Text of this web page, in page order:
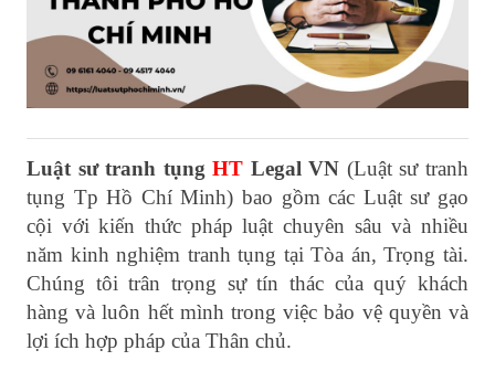
Luật sư tranh tụng HT Legal VN (Luật sư tranh
tụng Tp Hồ Chí Minh) bao gồm các Luật sư gạo
cội với kiến thức pháp luật chuyên sâu và nhiều
năm kinh nghiệm tranh tụng tại Tòa án, Trọng tài.
Chúng tôi trân trọng sự tín thác của quý khách
hàng và luôn hết mình trong việc bảo vệ quyền và
lợi ích hợp pháp của Thân chủ.